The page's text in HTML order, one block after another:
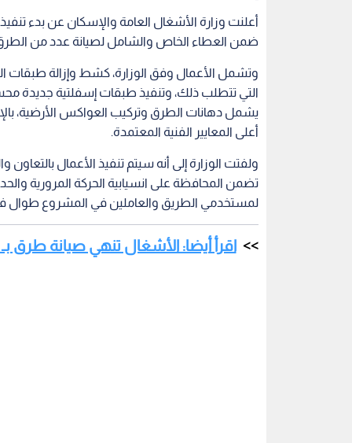
أعلنت وزارة الأشغال العامة والإسكان عن بدء
ضمن العطاء الخاص والشامل لصيانة عدد من الطرق
وتشمل الأعمال وفق الوزارة، كشط وإزالة طبقات
التي تتطلب ذلك، وتنفيذ طبقات إسفلتية جديدة
يشمل دهانات الطرق وتركيب العواكس الأرضية،
أعلى المعايير الفنية المعتمدة.
ولفتت الوزارة إلى أنه سيتم تنفيذ الأعمال
تضمن المحافظة على انسيابية الحركة المرورية
لمستخدمي الطريق والعاملين في المشروع طوال
اقرأ أيضا: الأشغال تنهي صيانة طرق بـ 3.9 مليون دينار في إقليم